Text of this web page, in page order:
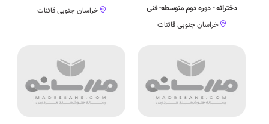
دخترانه - دوره دوم متوسطه- فنی
خراسان جنوبی قائنات
خراسان جنوبی قائنات